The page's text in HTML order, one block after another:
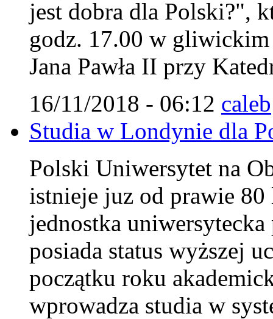
jest dobra dla Polski?",
godz. 17.00 w
Jana Pawła II przy
16/11/2018 - 06:12 caleb
Studia w Londynie dla
Polski Uniwersytet na
istnieje juz od prawie 80
jednostka
posiada status wyższej
początku roku
wprowadza studia w